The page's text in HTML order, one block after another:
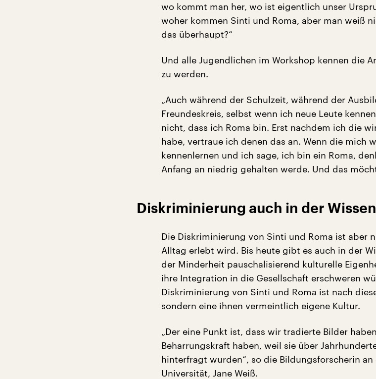
wo kommt man her, wo ist eigentlich unser
woher kommen Sinti und Roma, aber man weiß
das überhaupt?“
Und alle Jugendlichen im Workshop kennen die
zu werden.
„Auch während der Schulzeit, während der
Freundeskreis, selbst wenn ich neue Leute
nicht, dass ich Roma bin. Erst nachdem ich die
habe, vertraue ich denen das an. Wenn die mich
kennenlernen und ich sage, ich bin ein Roma,
Anfang an niedrig gehalten werde. Und das
Diskriminierung auch in der
Die Diskriminierung von Sinti und Roma ist aber
Alltag erlebt wird. Bis heute gibt es auch in der
der Minderheit pauschalisierend kulturelle
ihre Integration in die Gesellschaft erschweren
Diskriminierung von Sinti und Roma ist nach
sondern eine ihnen vermeintlich eigene Kultur.
„Der eine Punkt ist, dass wir tradierte Bilder
Beharrungskraft haben, weil sie über
hinterfragt wurden“, so die Bildungsforscherin
Universität, Jane Weiß.